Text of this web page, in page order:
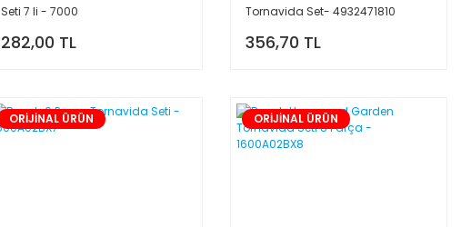
Seti 7 li - 7000
282,00 TL
Tornavida Set- 4932471810
356,70 TL
ORİJİNAL ÜRÜN ORİJİNAL ÜRÜN